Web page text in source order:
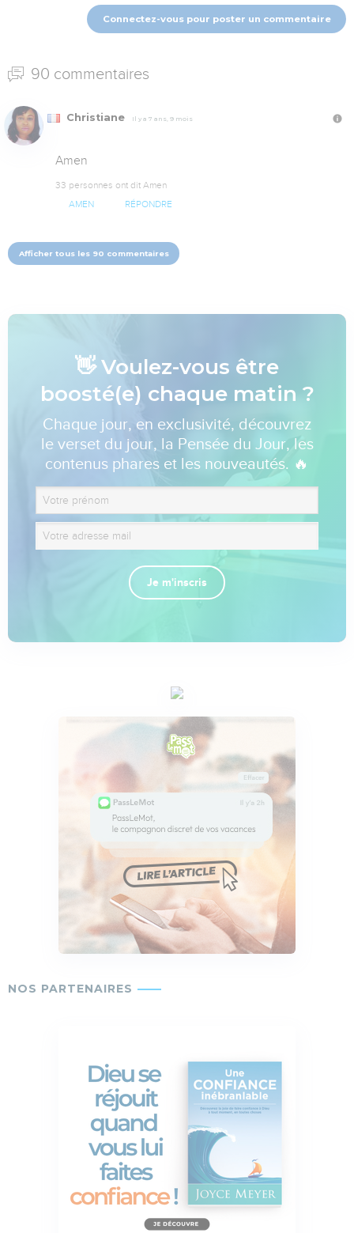
Connectez-vous pour poster un commentaire
90 commentaires
Christiane Il y a 7 ans, 9 mois
Amen
33 personnes ont dit Amen
AMEN RÉPONDRE
Afficher tous les 90 commentaires
👋 Voulez-vous être
boosté(e) chaque matin ?
Chaque jour, en exclusivité, découvrez
le verset du jour, la Pensée du Jour, les
contenus phares et les nouveautés. 🔥
Je m'inscris